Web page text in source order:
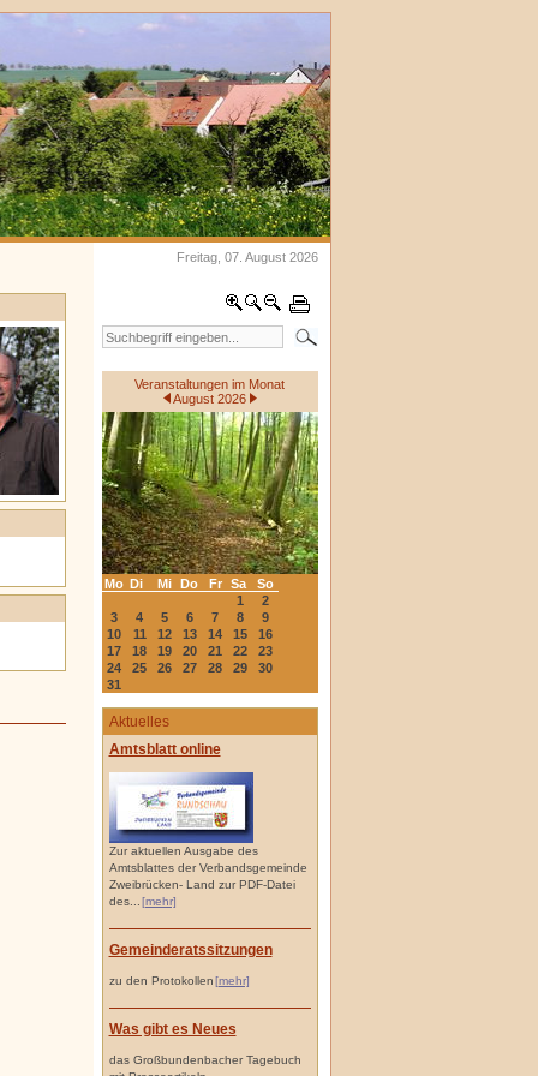
Freitag, 07. August 2026
Veranstaltungen im Monat
August 2026
Mo Di Mi Do Fr Sa
So
1
2
3
4 5 6 7 8
9
10
11 12 13 14 15
16
17
18 19 20 21 22
23
24
25 26 27 28 29
30
31
Aktuelles
Amtsblatt online
Zur aktuellen Ausgabe des
Amtsblattes der Verbandsgemeinde
Zweibrücken- Land zur PDF-Datei
des...
[mehr]
Gemeinderatssitzungen
zu den Protokollen[mehr]
Was gibt es Neues
das Großbundenbacher Tagebuch